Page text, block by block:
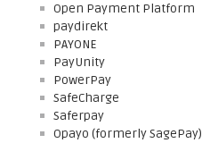
Open Payment Platform
paydirekt
PAYONE
PayUnity
PowerPay
SafeCharge
Saferpay
Opayo (formerly SagePay)